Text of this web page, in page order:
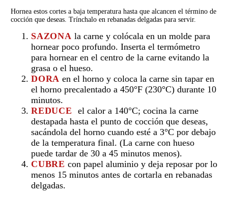
Hornea estos cortes a baja temperatura hasta que alcancen el término de
cocción que deseas. Trínchalo en rebanadas delgadas para servir.
SAZONA la carne y colócala en un molde para
hornear poco profundo. Inserta el termómetro
para hornear en el centro de la carne evitando la
grasa o el hueso.
DORA en el horno y coloca la carne sin tapar en
el horno precalentado a 450°F (230°C) durante 10
minutos.
REDUCE
el calor a 140°C; cocina la carne
destapada hasta el punto de cocción que deseas,
sacándola del horno cuando esté a 3°C por debajo
de la temperatura final. (La carne con hueso
puede tardar de 30 a 45 minutos menos).
CUBRE con papel aluminio y deja reposar por lo
menos 15 minutos antes de cortarla en rebanadas
delgadas.